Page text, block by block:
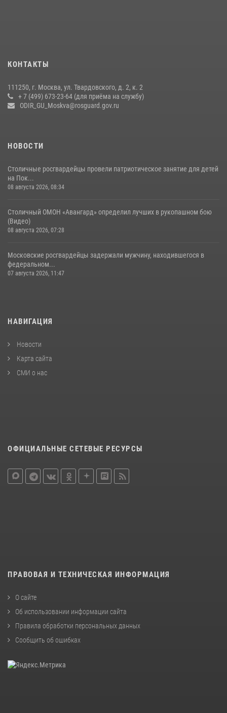
матче в Москве обеспечила Росгвардия (видео)
Росгвардецы проверили места массового пребывания молодежи в
КОНТАКТЫ
111250, г. Москва, ул. Твардовского, д. 2, к. 2
+ 7 (499) 673-23-64 (для приёма на службу)
ODIR_GU_Moskva@rosguard.gov.ru
НОВОСТИ
Столичные росгвардейцы провели патриотическое занятие для детей
на Пок...
08 августа 2026, 08:34
Столичный ОМОН «Авангард» определил лучших в рукопашном бою
(Видео)
08 августа 2026, 07:28
Московские росгвардейцы задержали мужчину, находившегося в
федеральном...
07 августа 2026, 11:47
НАВИГАЦИЯ
Новости
Карта сайта
СМИ о нас
ОФИЦИАЛЬНЫЕ СЕТЕВЫЕ РЕСУРСЫ
ПРАВОВАЯ И ТЕХНИЧЕСКАЯ ИНФОРМАЦИЯ
О сайте
Об использовании информации сайта
Правила обработки персональных данных
Сообщить об ошибках